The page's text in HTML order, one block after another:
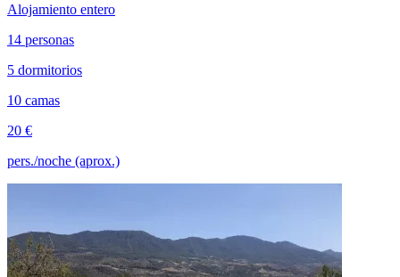
Alojamiento entero
14 personas
5 dormitorios
10 camas
20 €
pers./noche (aprox.)